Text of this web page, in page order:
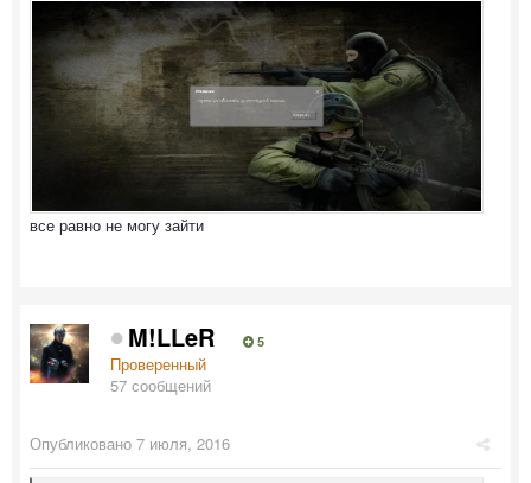
все равно не могу зайти
M!LLeR 5
Проверенный
57 сообщений
Опубликовано 7 июля, 2016